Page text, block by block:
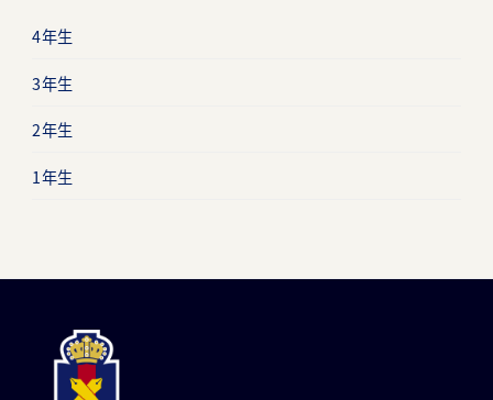
4年生
3年生
2年生
1年生